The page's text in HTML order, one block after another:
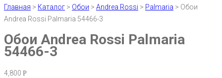
Главная > Каталог > Обои > Andrea Rossi > Palmaria > Обои
Andrea Rossi Palmaria 54466-3
Обои Andrea Rossi Palmaria
54466-3
4,800 Р